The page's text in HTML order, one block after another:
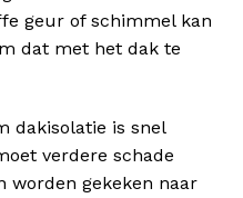
geur of schimmel kan
dat met het dak te
dakisolatie is snel
verdere schade
worden gekeken naar